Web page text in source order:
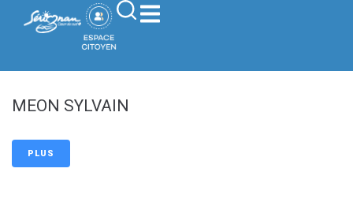
principal
MEON SYLVAIN
PLUS